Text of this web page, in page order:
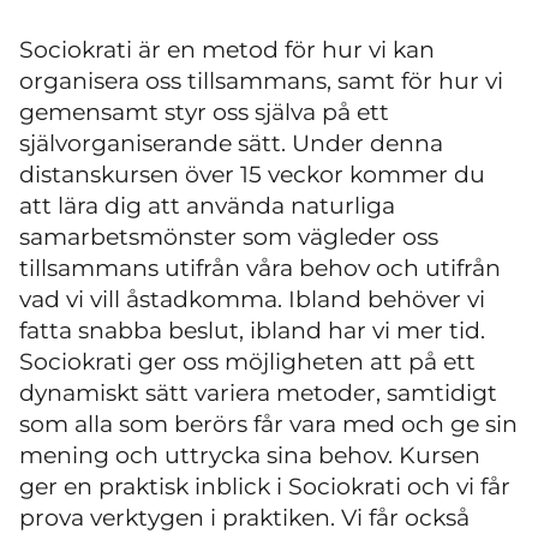
Sociokrati är en metod för hur vi kan
organisera oss tillsammans, samt för hur vi
gemensamt styr oss själva på ett
självorganiserande sätt. Under denna
distanskursen över 15 veckor kommer du
att lära dig att använda naturliga
samarbetsmönster som vägleder oss
tillsammans utifrån våra behov och utifrån
vad vi vill åstadkomma. Ibland behöver vi
fatta snabba beslut, ibland har vi mer tid.
Sociokrati ger oss möjligheten att på ett
dynamiskt sätt variera metoder, samtidigt
som alla som berörs får vara med och ge sin
mening och uttrycka sina behov. Kursen
ger en praktisk inblick i Sociokrati och vi får
prova verktygen i praktiken. Vi får också